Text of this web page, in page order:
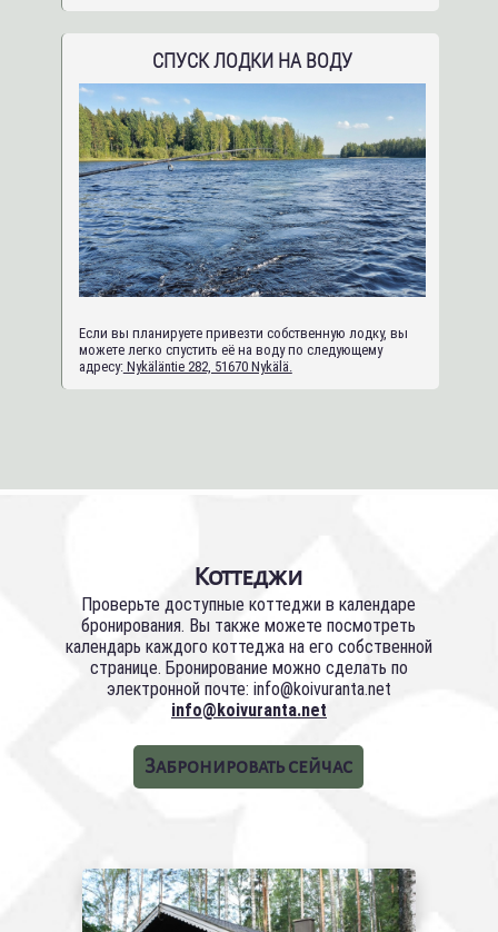
СПУСК ЛОДКИ НА ВОДУ
Если вы планируете привезти собственную лодку, вы
можете легко спустить её на воду по следующему
адресу:Nykäläntie 282, 51670 Nykälä.
Коттеджи
Проверьте доступные коттеджи в календаре
бронирования. Вы также можете посмотреть
календарь каждого коттеджа на его собственной
странице. Бронирование можно сделать по
электронной почте: info@koivuranta.net
info@koivuranta.net
Забронировать сейчас